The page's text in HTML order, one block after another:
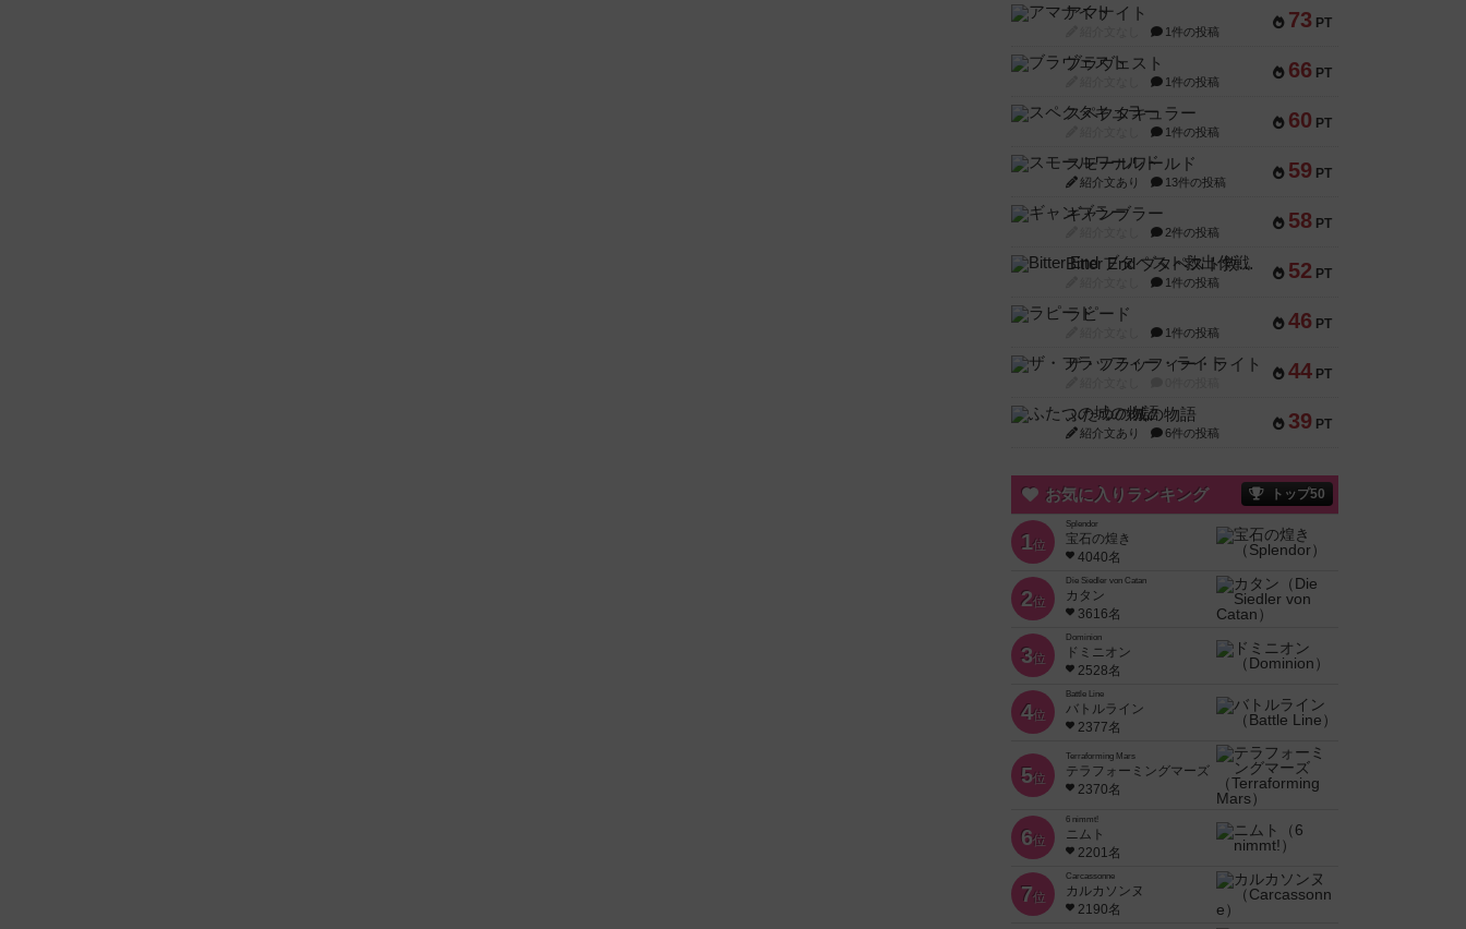
73 PT
アマナイト
1件の投稿
66 PT
ブラヴェスト
1件の投稿
60 PT
スペクタキュラー
1件の投稿
59 PT
スモールワールド
紹介文あり 13件の投稿
58 PT
ギャンブラー
2件の投稿
52 PT
Bitter End ブタペスト救出作戦
1件の投稿
46 PT
ラピード
1件の投稿
44 PT
ザ・フラッフィー・ライト
39 PT
ふたつの城の物語
紹介文あり 6件の投稿
お気に入りランキング トップ50
1位
Splendor
宝石の煌き
4040名
2位
Die Siedler von Catan
カタン
3616名
3位
Dominion
ドミニオン
2528名
4位
Battle Line
バトルライン
2377名
5位
Terraforming Mars
テラフォーミングマーズ
2370名
6位
6 nimmt!
ニムト
2201名
7位
Carcassonne
カルカソンヌ
2190名